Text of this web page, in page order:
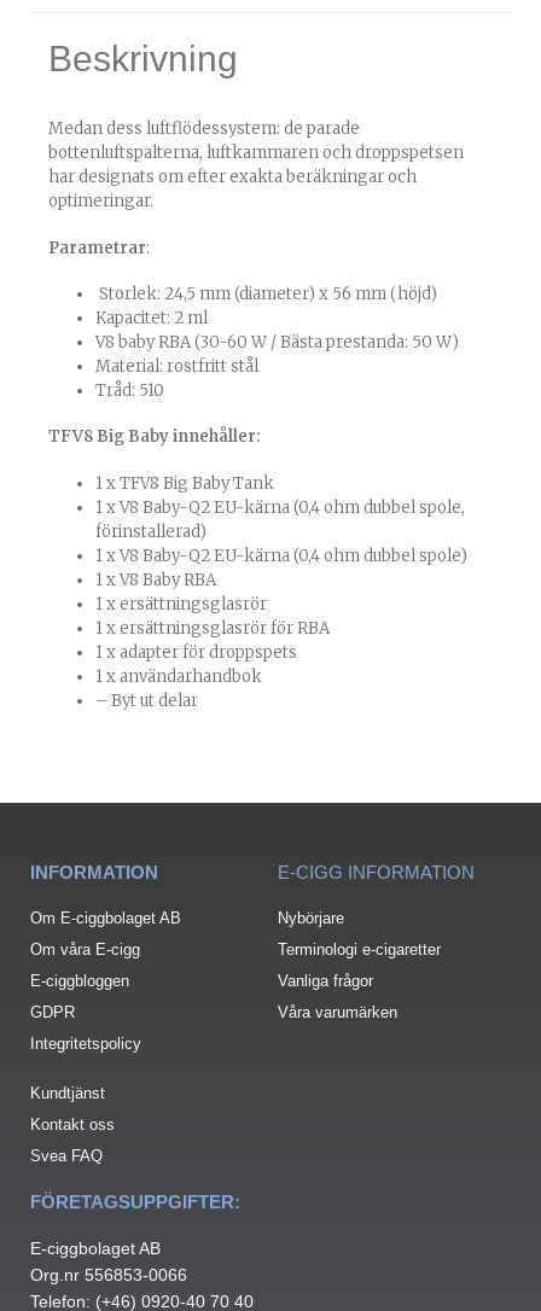
Beskrivning
Medan dess luftflödessystem: de parade
bottenluftspalterna, luftkammaren och droppspetsen
har designats om efter exakta beräkningar och
optimeringar.
Parametrar:
Storlek: 24,5 mm (diameter) x 56 mm (höjd)
Kapacitet: 2 ml
V8 baby RBA (30-60 W / Bästa prestanda: 50 W)
Material: rostfritt stål
Tråd: 510
TFV8 Big Baby innehåller:
1 x TFV8 Big Baby Tank
1 x V8 Baby-Q2 EU-kärna (0,4 ohm dubbel spole,
förinstallerad)
1 x V8 Baby-Q2 EU-kärna (0,4 ohm dubbel spole)
1 x V8 Baby RBA
1 x ersättningsglasrör
1 x ersättningsglasrör för RBA
1 x adapter för droppspets
1 x användarhandbok
– Byt ut delar
INFORMATION
Om E-ciggbolaget AB
Om våra E-cigg
E-ciggbloggen
GDPR
Integritetspolicy
Kundtjänst
Kontakt oss
Svea FAQ
E-CIGG INFORMATION
Nybörjare
Terminologi e-cigaretter
Vanliga frågor
Våra varumärken
FÖRETAGSUPPGIFTER:
E-ciggbolaget AB
Org.nr 556853-0066
Telefon: (+46) 0920-40 70 40